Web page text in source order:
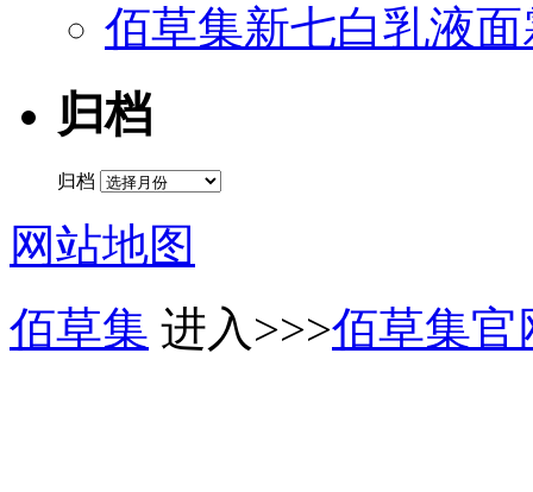
佰草集新七白乳液
归档
归档
网站地图
佰草集 进入>>>佰草集官